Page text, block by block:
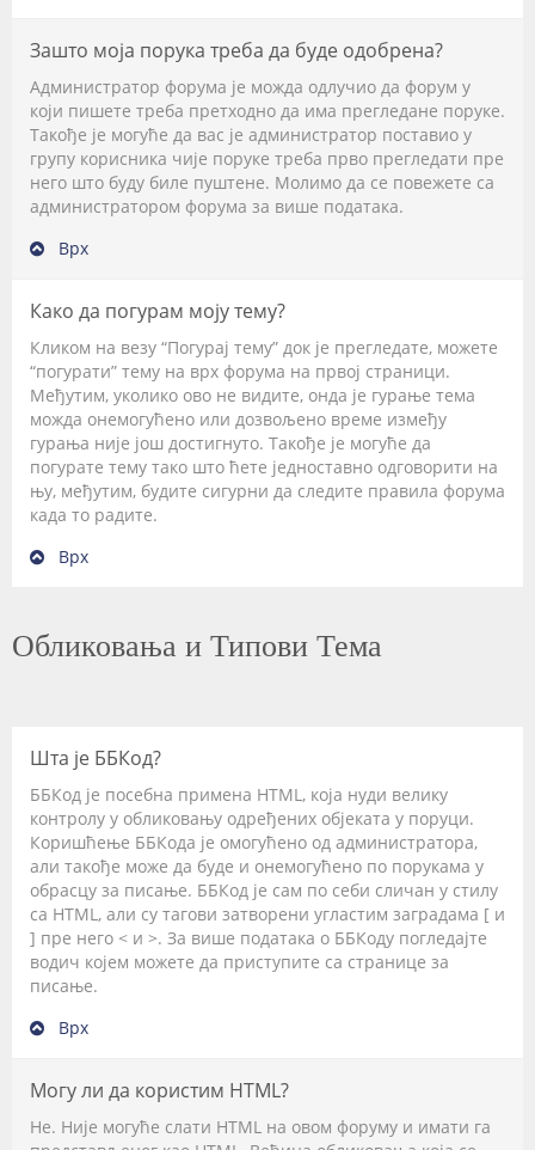
Зашто моја порука треба да буде одобрена?
Администратор форума је можда одлучио да форум у
који пишете треба претходно да има прегледане поруке.
Такође је могуће да вас је администратор поставио у
групу корисника чије поруке треба прво прегледати пре
него што буду биле пуштене. Молимо да се повежете са
администратором форума за више података.
Врх
Како да погурам моју тему?
Кликом на везу “Погурај тему” док је прегледате, можете
“погурати” тему на врх форума на првој страници.
Међутим, уколико ово не видите, онда је гурање тема
можда онемогућено или дозвољено време између
гурања није још достигнуто. Такође је могуће да
погурате тему тако што ћете једноставно одговорити на
њу, међутим, будите сигурни да следите правила форума
када то радите.
Врх
Обликовања и Типови Тема
Шта је ББКод?
ББКод је посебна примена HTML, која нуди велику
контролу у обликовању одређених објеката у поруци.
Коришћење ББКода је омогућено од администратора,
али такође може да буде и онемогућено по порукама у
обрасцу за писање. ББКод је сам по себи сличан у стилу
са HTML, али су тагови затворени угластим заградама [ и
] пре него < и >. За више података о ББКоду погледајте
водич којем можете да приступите са странице за
писање.
Врх
Могу ли да користим HTML?
Не. Није могуће слати HTML на овом форуму и имати га